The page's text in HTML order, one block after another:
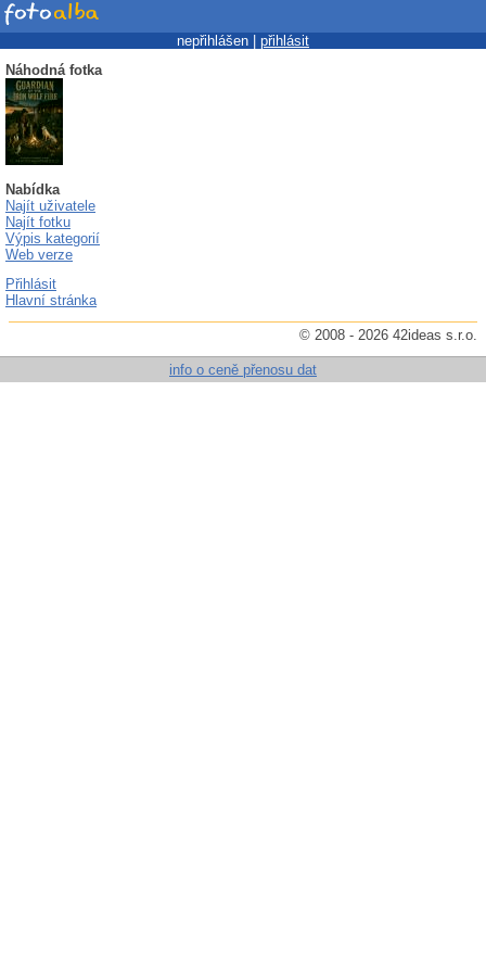
nepřihlášen | přihlásit
Náhodná fotka
Nabídka
Najít uživatele
Najít fotku
Výpis kategorií
Web verze
Přihlásit
Hlavní stránka
© 2008 - 2026 42ideas s.r.o.
info o ceně přenosu dat